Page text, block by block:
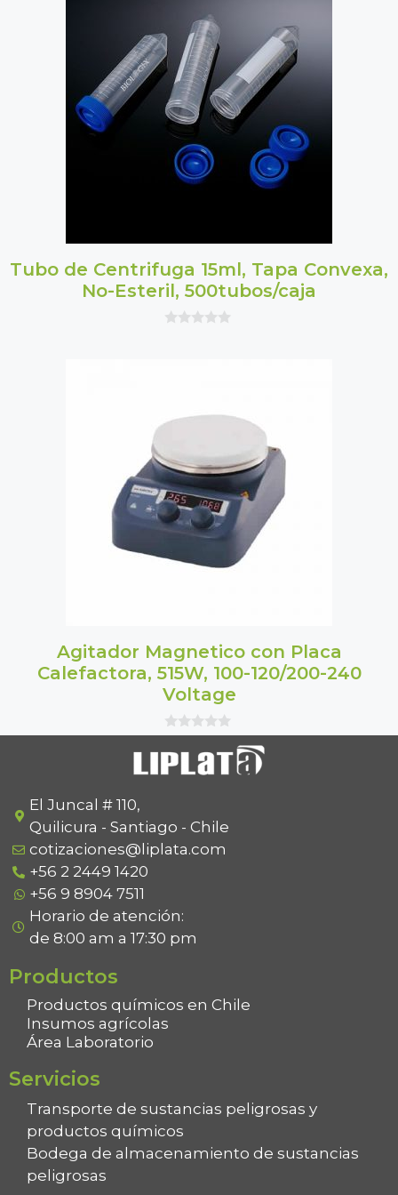
Tubo de Centrifuga 15ml, Tapa Convexa,
No-Esteril, 500tubos/caja
Agitador Magnetico con Placa
Calefactora, 515W, 100-120/200-240
Voltage
0
o
u
t
El Juncal # 110,
Quilicura - Santiago - Chile
cotizaciones@liplata.com
+56 2 2449 1420
+56 9 8904 7511
Horario de atención:
de 8:00 am a 17:30 pm
Productos
Productos químicos en Chile
Insumos agrícolas
Área Laboratorio
Servicios
Transporte de sustancias peligrosas y
productos químicos
Bodega de almacenamiento de sustancias
peligrosas